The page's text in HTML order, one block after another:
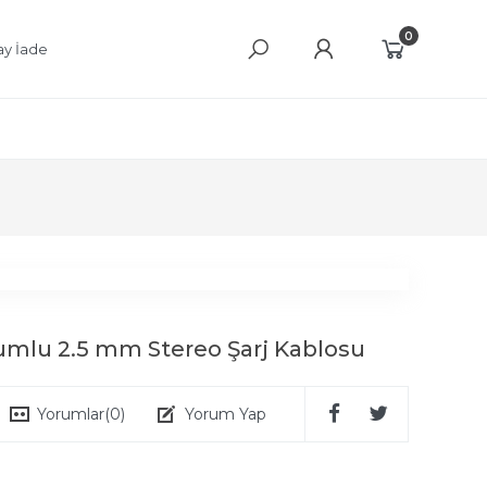
İade
0
2.5 mm Stereo Şarj Kablosu
Yorumlar(0) Yorum Yap